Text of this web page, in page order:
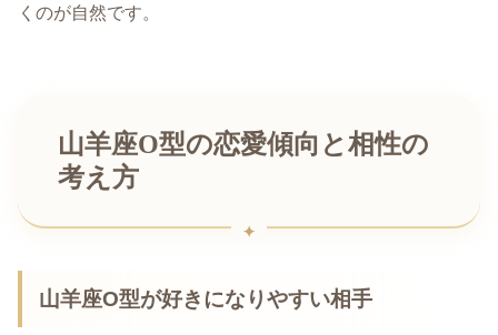
くのが自然です。
山羊座O型の恋愛傾向と相性の
考え方
山羊座O型が好きになりやすい相手